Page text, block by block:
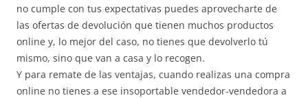
no cumple con tus expectativas puedes aprovecharte de
las ofertas de devolución que tienen muchos productos
online y, lo mejor del caso, no tienes que devolverlo tú
mismo, sino que van a casa y lo recogen.
Y para remate de las ventajas, cuando realizas una compra
online no tienes a ese insoportable vendedor-vendedora a